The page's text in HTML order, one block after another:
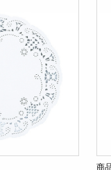
商